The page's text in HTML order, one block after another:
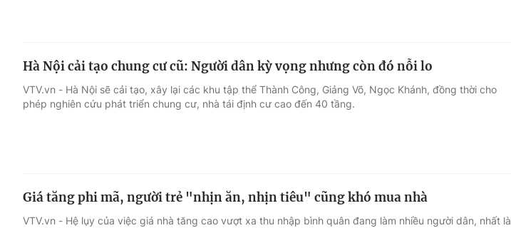
Hà Nội cải tạo chung cư cũ: Người dân kỳ vọng nhưng còn đó nỗi lo
VTV.vn - Hà Nội sẽ cải tạo, xây lại các khu tập thể Thành Công, Giảng Võ, Ngọc Khánh, đồng thời cho
phép nghiên cứu phát triển chung cư, nhà tái định cư cao đến 40 tầng.
Giá tăng phi mã, người trẻ "nhịn ăn, nhịn tiêu" cũng khó mua nhà
VTV.vn - Hệ lụy của việc giá nhà tăng cao vượt xa thu nhập bình quân đang làm nhiều người dân, nhất là